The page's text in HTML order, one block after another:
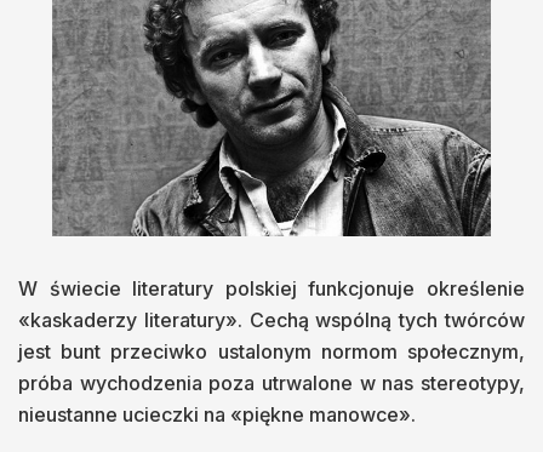
W świecie literatury polskiej funkcjonuje określenie
«kaskaderzy literatury». Cechą wspólną tych twórców
jest bunt przeciwko ustalonym normom społecznym,
próba wychodzenia poza utrwalone w nas stereotypy,
nieustanne ucieczki na «piękne manowce».